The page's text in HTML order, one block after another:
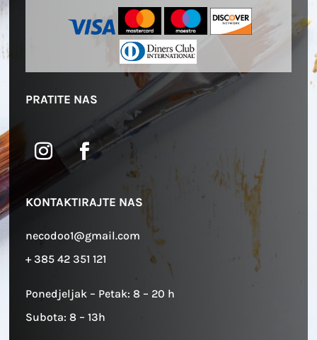
PRATITE NAS
KONTAKTIRAJTE NAS
necodoo1@gmail.com
+ 385 42 351 121
Ponedjeljak – Petak: 8 – 20 h
Subota: 8 – 13h